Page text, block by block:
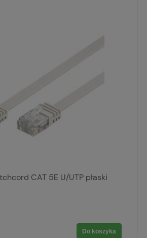
CAT 5E U/UTP płaski
Do koszyka